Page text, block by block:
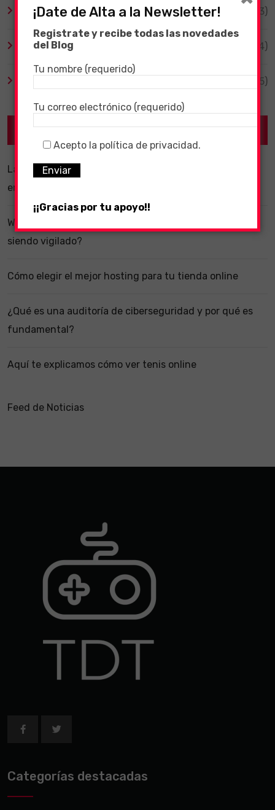
TV y Series (3)
Videojuegos (204)
(55)
Recent Posts
La importancia de un software ERP dentro de una
empresa
WhatsApp y la localización en segundo plano: ¿estás
siendo vigilado?
Cómo elegir el mejor hosting para tu tienda online
¿Qué es una auditoría de ciberseguridad y por qué es
fundamental?
Aquí te explicamos cómo ver tenis online
Feed de Noticias
Categorías destacadas
¡Date de Alta a la Newsletter!
Registrate y recibe todas las novedades
del Blog
Tu nombre (requerido)
Tu correo electrónico (requerido)
Acepto la política de privacidad.
¡¡Gracias por tu apoyo!!